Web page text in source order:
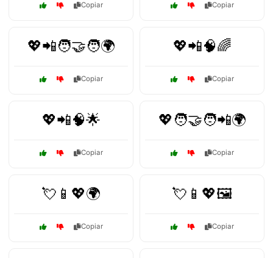
Copiar Copiar
💖📲🧑‍🤝‍🧑🌍
Copiar
💖📲🧠🌈
Copiar
💖📲🧠🌟
Copiar
💖🧑‍🤝‍🧑📲🌍
Copiar
💘📱💖🌍
Copiar
💘📱💖🖼️
Copiar